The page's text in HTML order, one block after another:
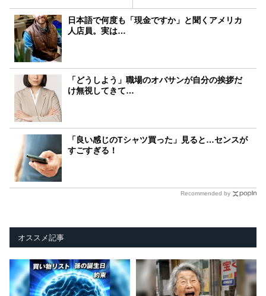
日本語で何度も「現金ですか」と聞くアメリカ
人店員。実は…
「どうしよう」職場のオバサンが自分の挨拶だ
け無視してきて…
「良い感じのTシャツ買った」見ると…センスが
すごすぎる！
Recommended by
オススメ記事